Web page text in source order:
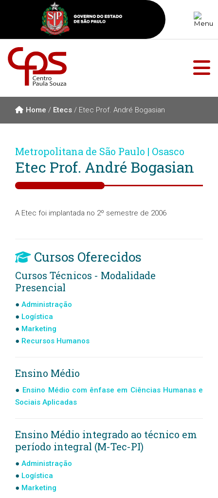
Home / Etecs / Etec Prof. André Bogasian
Metropolitana de São Paulo | Osasco
Etec Prof. André Bogasian
A Etec foi implantada no 2º semestre de 2006
Cursos Oferecidos
Cursos Técnicos - Modalidade
Presencial
Administração
Logística
Marketing
Recursos Humanos
Ensino Médio
Ensino Médio com ênfase em Ciências Humanas e
Sociais Aplicadas
Ensino Médio integrado ao técnico em
período integral (M-Tec-PI)
Administração
Logística
Marketing